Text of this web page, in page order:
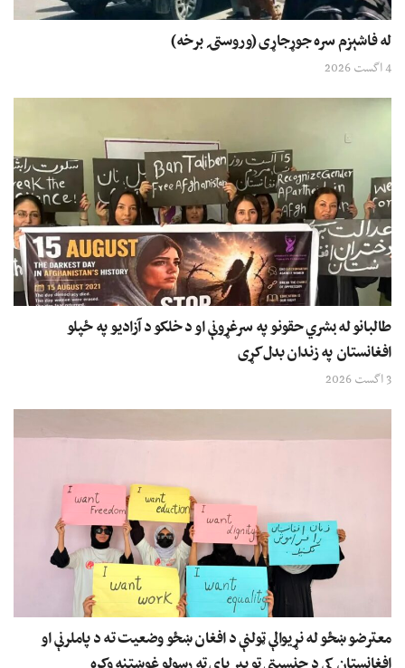
له فاشېزم سره جوړجاړی (وروستۍ برخه)
4 اگست 2026
طالبانو له بشري حقونو په سرغړونې او د خلکو د آزادیو په ځپلو
افغانستان په زندان بدل کړی
3 اگست 2026
معترضو ښځو له نړیوالې ټولنې د افغان ښځو وضعیت ته د پاملرنې او